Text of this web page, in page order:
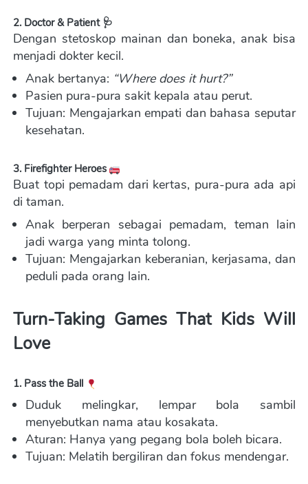
2. Doctor & Patient 🩺
Dengan stetoskop mainan dan boneka, anak bisa
menjadi dokter kecil.
Anak bertanya: “Where does it hurt?”
Pasien pura-pura sakit kepala atau perut.
Tujuan: Mengajarkan empati dan bahasa seputar
kesehatan.
3. Firefighter Heroes
Buat topi pemadam dari kertas, pura-pura ada api
di taman.
Anak berperan sebagai pemadam, teman lain
jadi warga yang minta tolong.
Tujuan: Mengajarkan keberanian, kerjasama, dan
peduli pada orang lain.
Turn-Taking Games That Kids Will
Love
1. Pass the Ball
Duduk melingkar, lempar bola sambil
menyebutkan nama atau kosakata.
Aturan: Hanya yang pegang bola boleh bicara.
Tujuan: Melatih bergiliran dan fokus mendengar.